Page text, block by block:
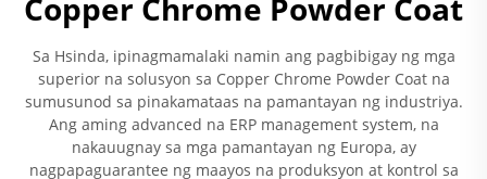
Copper Chrome Powder Coat
Sa Hsinda, ipinagmamalaki namin ang pagbibigay ng mga
superior na solusyon sa Copper Chrome Powder Coat na
sumusunod sa pinakamataas na pamantayan ng industriya.
Ang aming advanced na ERP management system, na
nakauugnay sa mga pamantayan ng Europa, ay
nagpapaguarantee ng maayos na produksyon at kontrol sa